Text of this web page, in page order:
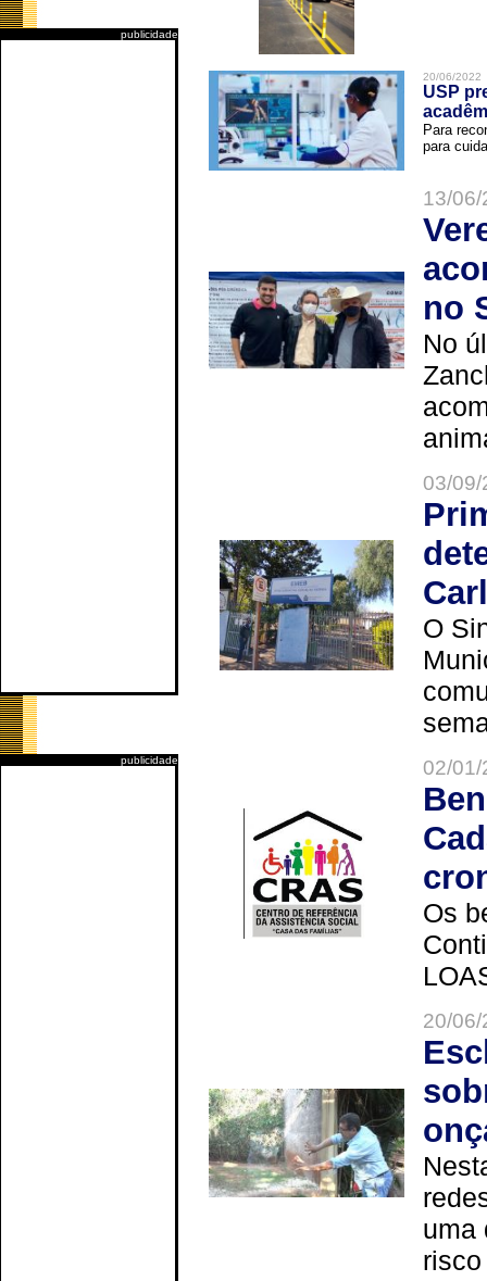
publicidade
publicidade
20/06/2022
USP
Para
para
13/
no
No
03/
O
02/
Os
20/
uma